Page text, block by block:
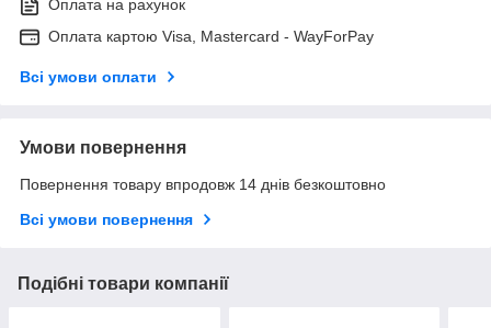
Оплата на рахунок
Оплата картою Visa, Mastercard - WayForPay
Всі умови оплати
Умови повернення
Повернення товару впродовж 14 днів безкоштовно
Всі умови повернення
Подібні товари компанії